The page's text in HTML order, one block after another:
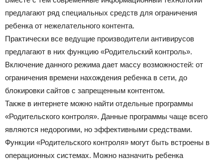
предлагают ряд специальных средств для ограничения
ребенка от нежелательного контента.
Практически все ведущие производители антивирусов
предлагают в них функцию «Родительский контроль».
Включение данного режима дает массу возможностей: от
ограничения времени нахождения ребенка в сети, до
блокировки сайтов с запрещенным контентом.
Также в интернете можно найти отдельные программы
«Родительского контроля». Данные программы чаще всего
являются недорогими, но эффективными средствами.
Функции «Родительского контроля» могут быть встроены в
операционных системах. Можно назначить ребенка